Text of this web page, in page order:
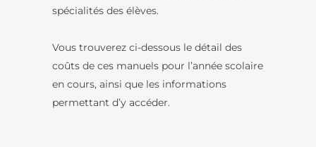
spécialités des élèves.
Vous trouverez ci-dessous le détail des
coûts de ces manuels pour l’année scolaire
en cours, ainsi que les informations
permettant d’y accéder.